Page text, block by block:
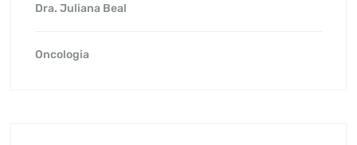
Dra. Juliana Beal
Oncologia